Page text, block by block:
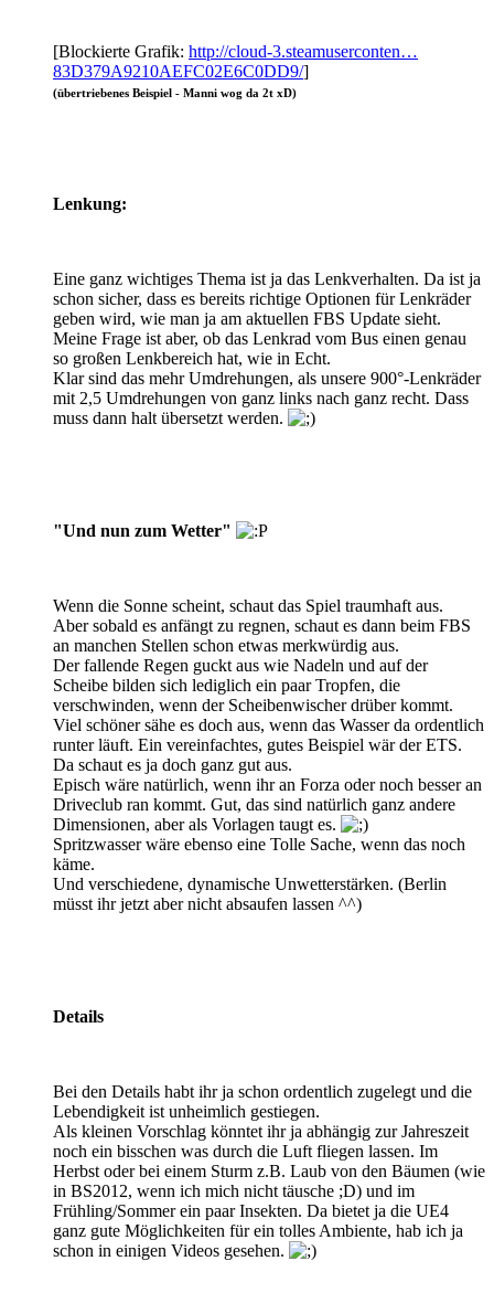
[Blockierte Grafik: http://cloud-3.steamuserconten…
83D379A9210AEFC02E6C0DD9/]
(übertriebenes Beispiel - Manni wog da 2t xD)
Lenkung:
Eine ganz wichtiges Thema ist ja das Lenkverhalten. Da ist ja
schon sicher, dass es bereits richtige Optionen für Lenkräder
geben wird, wie man ja am aktuellen FBS Update sieht.
Meine Frage ist aber, ob das Lenkrad vom Bus einen genau
so großen Lenkbereich hat, wie in Echt.
Klar sind das mehr Umdrehungen, als unsere 900°-Lenkräder
mit 2,5 Umdrehungen von ganz links nach ganz recht. Dass
muss dann halt übersetzt werden.
"Und nun zum Wetter"
Wenn die Sonne scheint, schaut das Spiel traumhaft aus.
Aber sobald es anfängt zu regnen, schaut es dann beim FBS
an manchen Stellen schon etwas merkwürdig aus.
Der fallende Regen guckt aus wie Nadeln und auf der
Scheibe bilden sich lediglich ein paar Tropfen, die
verschwinden, wenn der Scheibenwischer drüber kommt.
Viel schöner sähe es doch aus, wenn das Wasser da ordentlich
runter läuft. Ein vereinfachtes, gutes Beispiel wär der ETS.
Da schaut es ja doch ganz gut aus.
Episch wäre natürlich, wenn ihr an Forza oder noch besser an
Driveclub ran kommt. Gut, das sind natürlich ganz andere
Dimensionen, aber als Vorlagen taugt es.
Spritzwasser wäre ebenso eine Tolle Sache, wenn das noch
käme.
Und verschiedene, dynamische Unwetterstärken. (Berlin
müsst ihr jetzt aber nicht absaufen lassen ^^)
Details
Bei den Details habt ihr ja schon ordentlich zugelegt und die
Lebendigkeit ist unheimlich gestiegen.
Als kleinen Vorschlag könntet ihr ja abhängig zur Jahreszeit
noch ein bisschen was durch die Luft fliegen lassen. Im
Herbst oder bei einem Sturm z.B. Laub von den Bäumen (wie
in BS2012, wenn ich mich nicht täusche ;D) und im
Frühling/Sommer ein paar Insekten. Da bietet ja die UE4
ganz gute Möglichkeiten für ein tolles Ambiente, hab ich ja
schon in einigen Videos gesehen.